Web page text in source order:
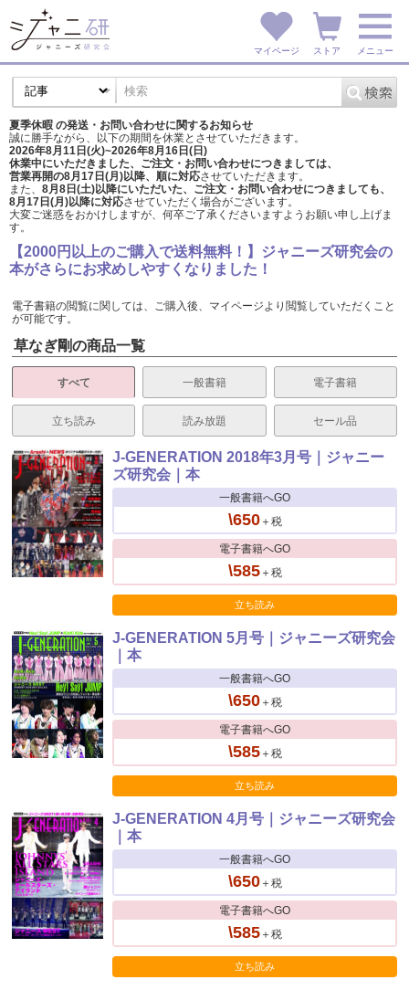
マイページ ストア メニュー
夏季休暇 の発送・お問い合わせに関するお知らせ
誠に勝手ながら、以下の期間を休業とさせていただきます。
2026年8月11日(火)~2026年8月16日(日)
休業中にいただきました、ご注文・お問い合わせにつきましては、
営業再開の8月17日(月)以降、順に対応させていただきます。
また、 8月8日(土)以降にいただいた、ご注文・ お問い合わせにつきましても、
8月17日(月)以降に対応させていただく場合がございます。
大変ご迷惑をおかけしますが、 何卒ご了承くださいますようお願い申し上げま
す。
【2000円以上のご購入で送料無料！】ジャニーズ研究会の
本がさらにお求めしやすくなりました！
電子書籍の閲覧に関しては、ご購入後、マイページより閲覧していただくこと
が可能です。
草なぎ剛の商品一覧
すべて 一般書籍 電子書籍
立ち読み 読み放題 セール品
J-GENERATION 2018年3月号｜ジャニー
ズ研究会｜本
一般書籍へGO
\650＋税
電子書籍へGO
\585＋税
立ち読み
J-GENERATION 5月号｜ジャニーズ研究会
｜本
一般書籍へGO
\650＋税
電子書籍へGO
\585＋税
立ち読み
J-GENERATION 4月号｜ジャニーズ研究会
｜本
一般書籍へGO
\650＋税
電子書籍へGO
\585＋税
立ち読み